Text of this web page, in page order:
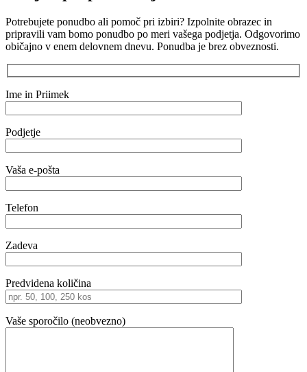
Potrebujete ponudbo ali pomoč pri izbiri? Izpolnite obrazec in
pripravili vam bomo ponudbo po meri vašega podjetja. Odgovorimo
običajno v enem delovnem dnevu. Ponudba je brez obveznosti.
Ime in Priimek
Podjetje
Vaša e-pošta
Telefon
Zadeva
Predvidena količina
Vaše sporočilo (neobvezno)